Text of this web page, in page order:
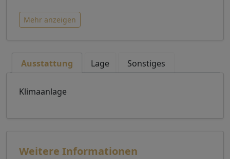
Mehr anzeigen
Ausstattung Lage Sonstiges
Klimaanlage
Weitere Informationen